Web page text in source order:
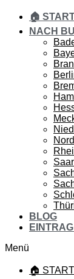
🏠
NACH
BLOG
Menü
🏠